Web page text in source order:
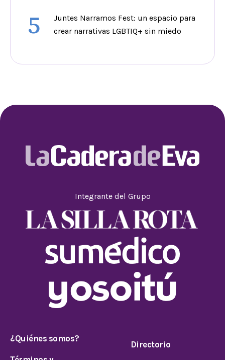
5
Juntes Narramos Fest: un espacio para
crear narrativas LGBTIQ+ sin miedo
Integrante del Grupo
¿Quiénes somos?
Directorio